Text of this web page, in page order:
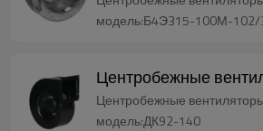
модель:Б4Э315-100М-102/
Центробежные
Центробежные
модель:ДК92-140